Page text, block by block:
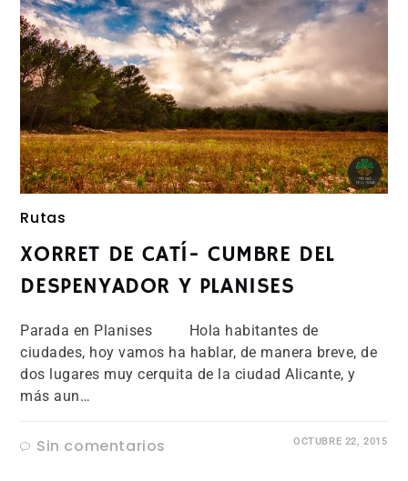
Rutas
XORRET DE CATÍ- CUMBRE DEL
DESPENYADOR Y PLANISES
Parada en Planises Hola habitantes de
ciudades, hoy vamos ha hablar, de manera breve, de
dos lugares muy cerquita de la ciudad Alicante, y
más aun…
Sin comentarios OCTUBRE 22, 2015